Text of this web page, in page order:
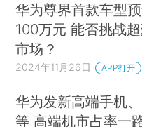
华为尊界首款车型
100万元 能否挑战
市场？
2024年11月26日 APP打开
华为发新高端手机
等 高端机市占率一